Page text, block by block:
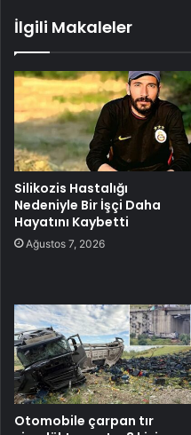
İlgili Makaleler
Silikozis Hastalığı
Nedeniyle Bir İşçi Daha
Hayatını Kaybetti
Ağustos 7, 2026
Otomobile çarpan tır